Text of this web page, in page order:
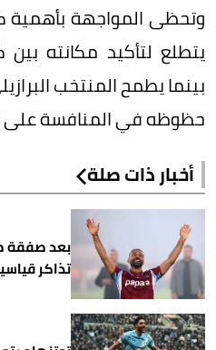
وتحظى المواجهة بأهمية
يتطلع لتأكيد مكانته بين
بينما يطمح المنتخب
حظوظه في المنافسة على
أخبار ذات صلة
بعد صفقة
تذاكر